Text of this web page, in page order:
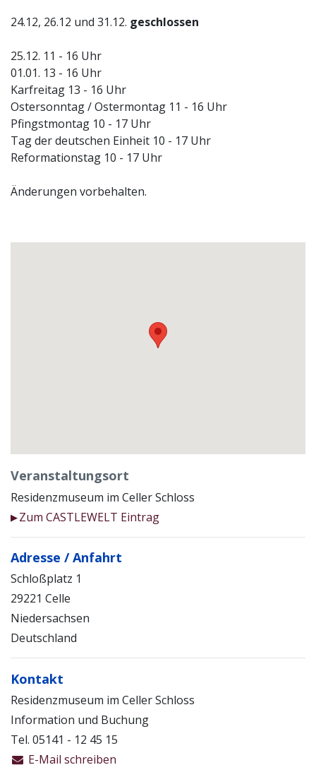
24.12, 26.12 und 31.12. geschlos­sen
25.12. 11 - 16 Uhr
01.01. 13 - 16 Uhr
Karfreitag 13 - 16 Uhr
Ostersonntag / Ostermontag 11 - 16 Uhr
Pfingstmontag 10 - 17 Uhr
Tag der deutschen Einheit 10 - 17 Uhr
Reformationstag 10 - 17 Uhr
Änderungen vorbehalten.
Veranstaltungsort
Residenzmuseum im Celler Schloss
▶ Zum CASTLEWELT Eintrag
Adresse / Anfahrt
Schloßplatz 1
29221 Celle
Niedersachsen
Deutschland
Kontakt
Residenzmuseum im Celler Schloss
Information und Buchung
Tel. 05141 - 12 45 15
E-Mail schreiben